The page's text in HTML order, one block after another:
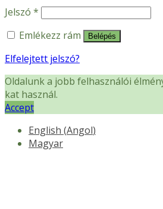
Jelszó *
Emlékezz rám
Belépés
Elfelejtett jelszó?
Oldalunk a jobb felhasználói
kat használ.
Accept
English (Angol)
Magyar